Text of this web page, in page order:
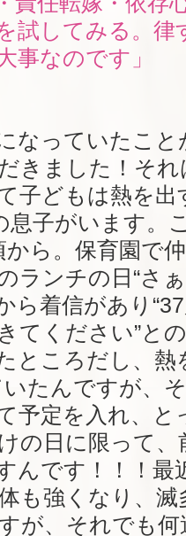
試してみる。律
事なのです」
なっていたこ
きました！それ
子どもは熱を出
息子がいます。
から。保育園で
ランチの日“さ
ら着信があり
てください”と
ところだし、熱
いたんですが、
予定を入れ、と
の日に限って
んです！！！最
も強くなり、
が、それでも